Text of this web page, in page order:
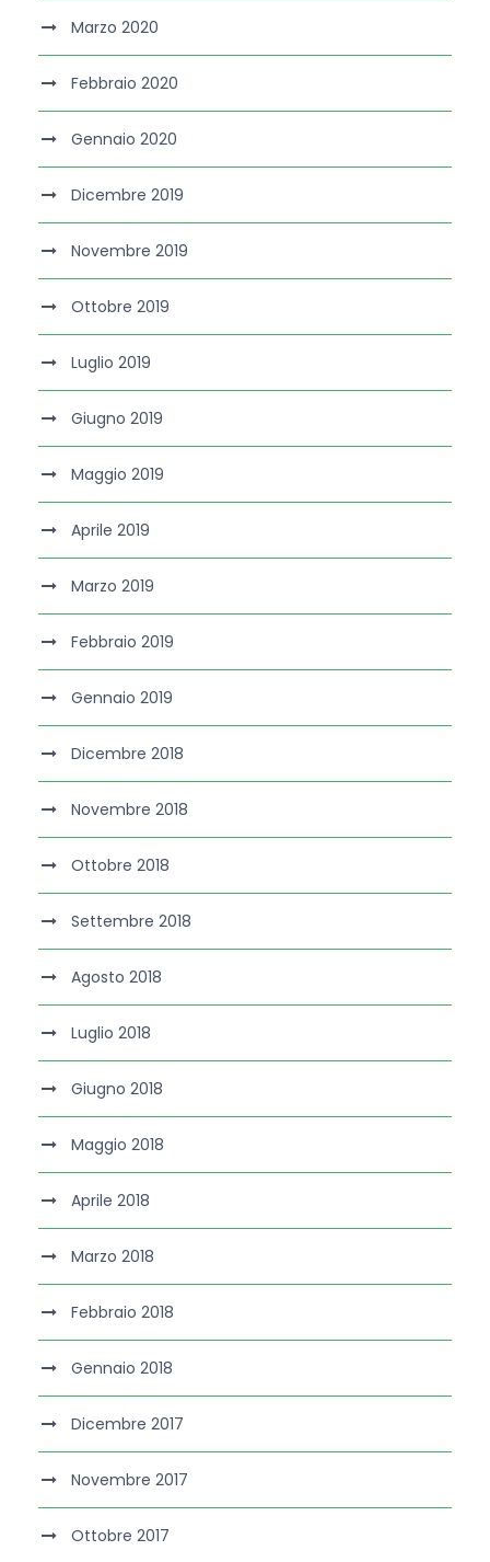
Marzo 2020
Febbraio 2020
Gennaio 2020
Dicembre 2019
Novembre 2019
Ottobre 2019
Luglio 2019
Giugno 2019
Maggio 2019
Aprile 2019
Marzo 2019
Febbraio 2019
Gennaio 2019
Dicembre 2018
Novembre 2018
Ottobre 2018
Settembre 2018
Agosto 2018
Luglio 2018
Giugno 2018
Maggio 2018
Aprile 2018
Marzo 2018
Febbraio 2018
Gennaio 2018
Dicembre 2017
Novembre 2017
Ottobre 2017